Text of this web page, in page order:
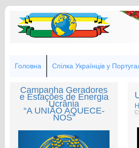
Головна Спілка Українців у
Campanha Geradores
e Estações de Energia
Ucrânia
“A UNIÃO AQUECE-
NOS”